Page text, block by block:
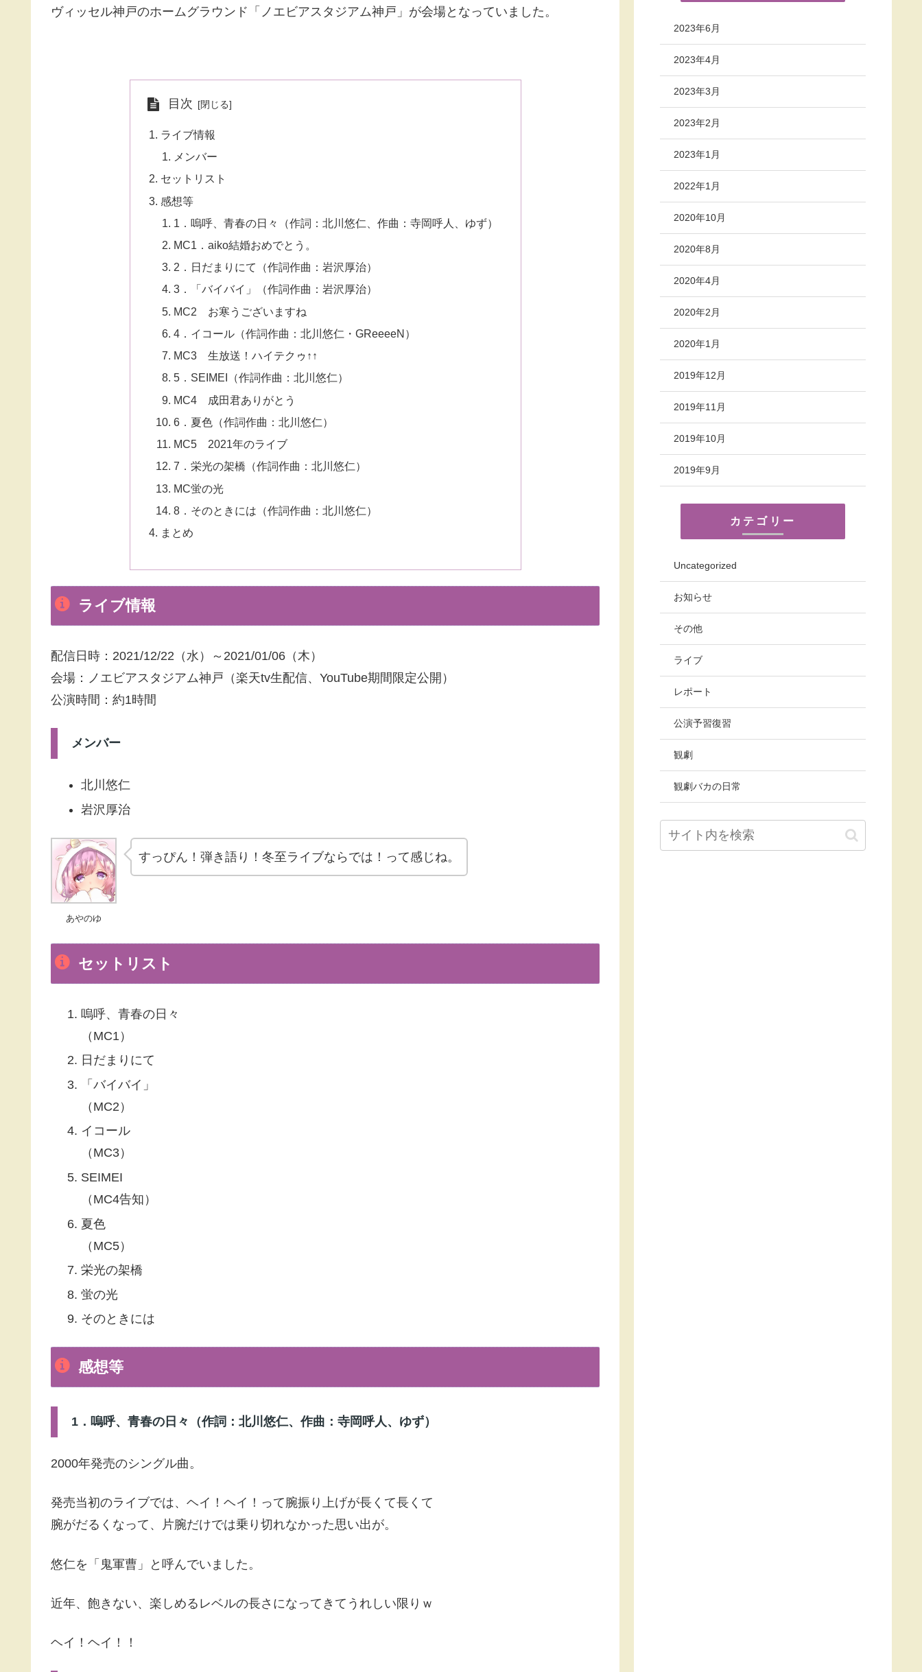
ヴィッセル神戸のホームグラウンド「ノエビアスタジアム神戸」が会場となっていました。
目次
ライブ情報
メンバー
セットリスト
感想等
1．嗚呼、青春の日々（作詞：北川悠仁、作曲：寺岡呼人、ゆず）
MC1．aiko結婚おめでとう。
2．日だまりにて（作詞作曲：岩沢厚治）
3．「バイバイ」（作詞作曲：岩沢厚治）
MC2 お寒うございますね
4．イコール（作詞作曲：北川悠仁・GReeeeN）
MC3 生放送！ハイテクゥ↑↑
5．SEIMEI（作詞作曲：北川悠仁）
MC4 成田君ありがとう
6．夏色（作詞作曲：北川悠仁）
MC5 2021年のライブ
7．栄光の架橋（作詞作曲：北川悠仁）
MC蛍の光
8．そのときには（作詞作曲：北川悠仁）
まとめ
ライブ情報
配信日時：2021/12/22（水）～2021/01/06（木）
会場：ノエビアスタジアム神戸（楽天tv生配信、YouTube期間限定公開）
公演時間：約1時間
メンバー
北川悠仁
岩沢厚治
あやのゆ
すっぴん！弾き語り！冬至ライブならでは！って感じね。
セットリスト
嗚呼、青春の日々
（MC1）
日だまりにて
「バイバイ」
（MC2）
イコール
（MC3）
SEIMEI
（MC4告知）
夏色
（MC5）
栄光の架橋
蛍の光
そのときには
感想等
1．嗚呼、青春の日々（作詞：北川悠仁、作曲：寺岡呼人、ゆず）
2000年発売のシングル曲。
発売当初のライブでは、ヘイ！ヘイ！って腕振り上げが長くて長くて
腕がだるくなって、片腕だけでは乗り切れなかった思い出が。
悠仁を「鬼軍曹」と呼んでいました。
近年、飽きない、楽しめるレベルの長さになってきてうれしい限りｗ
ヘイ！ヘイ！！
2023年6月
2023年4月
2023年3月
2023年2月
2023年1月
2022年1月
2020年10月
2020年8月
2020年4月
2020年2月
2020年1月
2019年12月
2019年11月
2019年10月
2019年9月
カテゴリー
Uncategorized
お知らせ
その他
ライブ
レポート
公演予習復習
観劇
観劇バカの日常